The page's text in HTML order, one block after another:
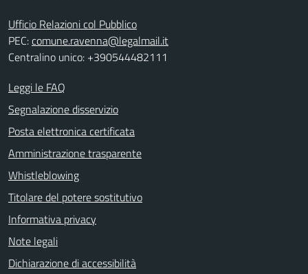
Ufficio Relazioni col Pubblico
PEC:comune.ravenna@legalmail.it
Centralino unico: +390544482111
Leggi le FAQ
Segnalazione disservizio
Posta elettronica certificata
Amministrazione trasparente
Whistleblowing
Titolare del potere sostitutivo
Informativa privacy
Note legali
Dichiarazione di accessibilità